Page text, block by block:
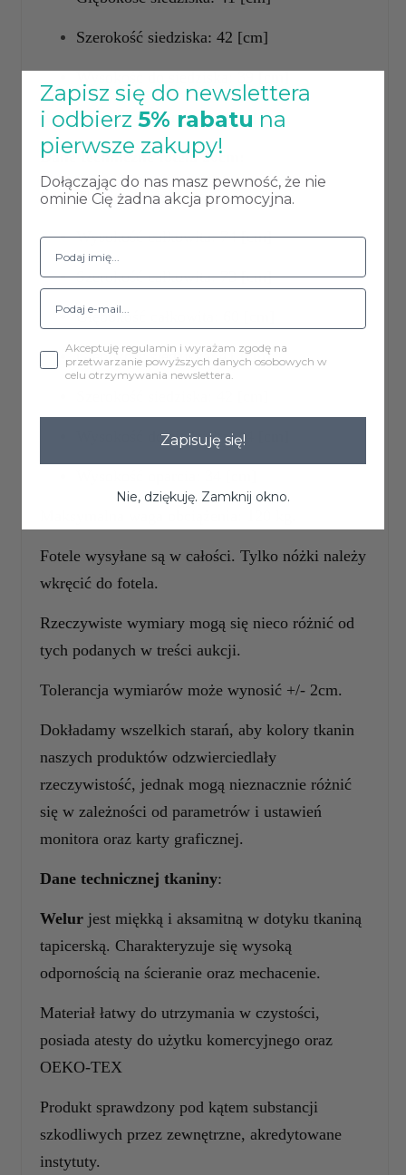
Szerokość siedziska: 42 [cm]
Wysokość do siedziska: 39 [cm]
Wysokość oparcia: 34 [cm]
Dane techniczne fotela 20cm:
Tkanina: Velvet
Wysokość całkowita: 74 [cm]
Szerokość całkowita: 73 [cm]
Głębokość całkowita: 60 [cm]
Głębokość siedziska: 41 [cm]
Wysokość do siedziska: 44 [cm]
Fotele wysyłane są w całości. Tylko nóżki należy
wkręcić do fotela.
Rzeczywiste wymiary mogą się nieco różnić od
tych podanych w treści aukcji.
Tolerancja wymiarów może wynosić +/- 2cm.
Dokładamy wszelkich starań, aby kolory tkanin
naszych produktów odzwierciedlały
rzeczywistość, jednak mogą nieznacznie różnić
się w zależności od parametrów i ustawień
monitora oraz karty graficznej.
Dane technicznej tkaniny:
Welur jest miękką i aksamitną w dotyku tkaniną
tapicerską. Charakteryzuje się wysoką
odpornością na ścieranie oraz mechacenie.
Materiał łatwy do utrzymania w czystości,
posiada atesty do użytku komercyjnego oraz
OEKO-TEX
Produkt sprawdzony pod kątem substancji
szkodliwych przez zewnętrzne, akredytowane
instytuty.
Zapisz się do newslettera
i odbierz 5% rabatu na
pierwsze zakupy!
Dołączając do nas masz pewność, że nie
ominie Cię żadna akcja promocyjna.
Akceptuję regulamin i wyrażam zgodę na
przetwarzanie powyższych danych osobowych w
celu otrzymywania newslettera.
Zapisuję się!
Nie, dziękuję. Zamknij okno.